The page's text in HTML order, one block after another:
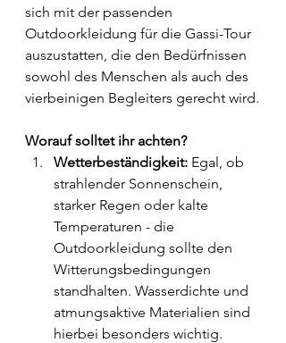
sich mit der passenden
Outdoorkleidung für die Gassi-Tour
auszustatten, die den Bedürfnissen
sowohl des Menschen als auch des
vierbeinigen Begleiters gerecht wird.
Worauf solltet ihr achten?
Wetterbeständigkeit: Egal, ob
strahlender Sonnenschein,
starker Regen oder kalte
Temperaturen - die
Outdoorkleidung sollte den
Witterungsbedingungen
standhalten. Wasserdichte und
atmungsaktive Materialien sind
hierbei besonders wichtig.